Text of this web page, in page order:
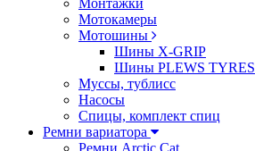
Монтажки
Мотокамеры
Мотошины
Шины X-GRIP
Шины PLEWS TYRES
Муссы, тублисс
Насосы
Спицы, комплект спиц
Ремни вариатора
Ремни Arctic Cat